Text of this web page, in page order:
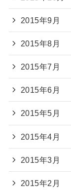
2015年9月
2015年8月
2015年7月
2015年6月
2015年5月
2015年4月
2015年3月
2015年2月